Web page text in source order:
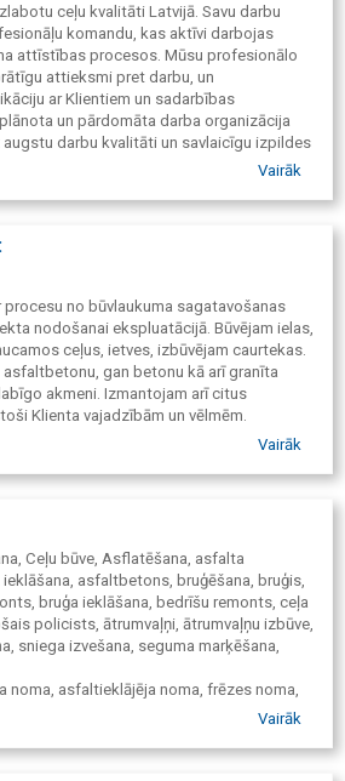
ceļu kvalitāti Latvijā. Savu darbu
komandu, kas aktīvi darbojas
attīstības procesos. Mūsu profesionālo
attieksmi pret darbu, un
ar Klientiem un sadarbības
un pārdomāta darba organizācija
darbu kvalitāti un savlaicīgu izpildes
Vairāk
procesu no būvlaukuma sagatavošanas
nodošanai ekspluatācijā. Būvējam ielas,
ceļus, ietves, izbūvējam caurtekas.
gan betonu kā arī granīta
akmeni. Izmantojam arī citus
Klienta vajadzībām un vēlmēm.
seguma izbūvi, bruģakmens seguma
/ nomaiņu, marķējuma uzklāšanu.
asfaltbetona seguma remontdarbus
sezonā, ātrumvaļņu izbūvi, bojāta
bojātu ietvju un ceļa apmaļu nomaiņu,
ūdens kanālu nomaiņu, seguma
uzstādīšanu, drošības barjeru
konstrukciju apkopi un remontu.
Vairāk
Ceļu būve, Asflatēšana, asfalta
asfaltbetons, bruģēšana, bruģis,
bruģa ieklāšana, bedrīšu remonts, ceļa
policists, ātrumvaļņi, ātrumvaļņu izbūve,
sniega izvešana, seguma marķēšana,
noma, asfaltieklājēja noma, frēzes noma,
Vairāk